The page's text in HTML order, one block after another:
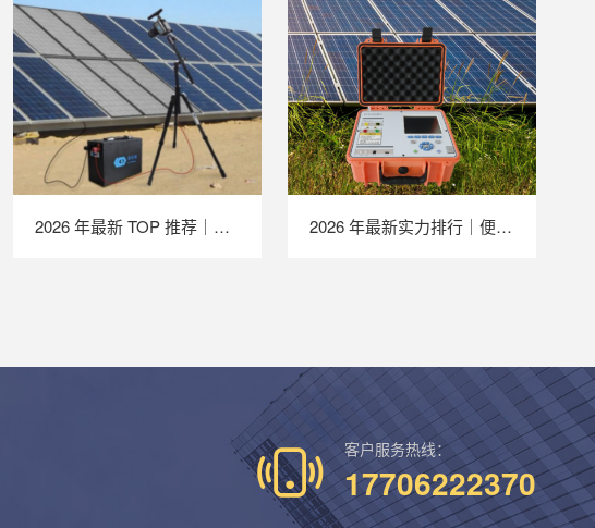
2026 年最新 TOP 推荐｜便携式 EL 检测仪实力排行，LAILX LXG50 深度测评 2026 年最新实力排行｜便携式 IV 测试仪 TOP 推荐，LAILX LX‑PV31 深度解析
客户服务热线：
17706222370